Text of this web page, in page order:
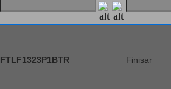
FTLF1323P1BTR Finisar